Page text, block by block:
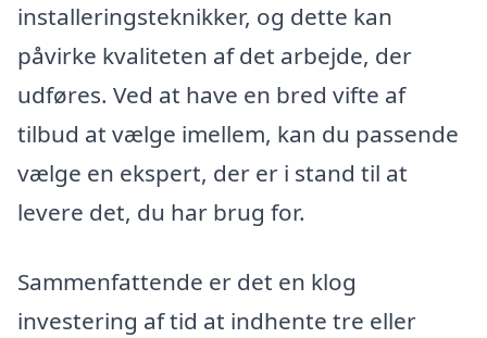
installeringsteknikker, og dette kan
påvirke kvaliteten af det arbejde, der
udføres. Ved at have en bred vifte af
tilbud at vælge imellem, kan du passende
vælge en ekspert, der er i stand til at
levere det, du har brug for.
Sammenfattende er det en klog
investering af tid at indhente tre eller